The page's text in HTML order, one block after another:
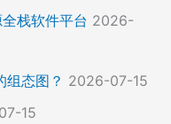
栈软件平台 2026-
态图？ 2026-07-15
15